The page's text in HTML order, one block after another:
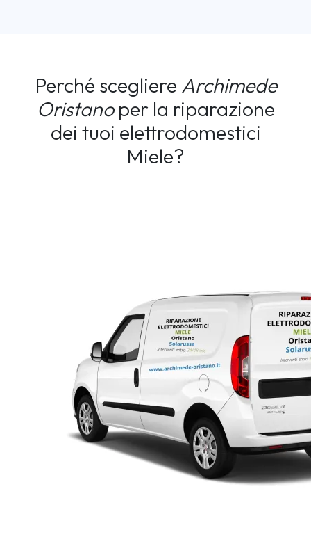
Perché scegliere Archimede
Oristanoper la riparazione
dei tuoi elettrodomestici
Miele?